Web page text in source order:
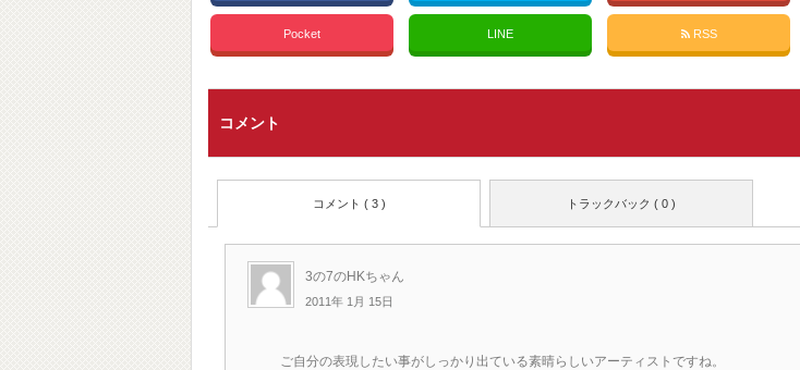
Pocket LINE RSS
コメント
トラックバック ( 0 )
コメント ( 3 )
3の7のHKちゃん
2011年 1月 15日
ご自分の表現したい事がしっかり出ている素晴らしいアーティストですね。